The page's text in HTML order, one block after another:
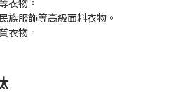
衣物。
族服飾等高級面料衣物。
衣物。